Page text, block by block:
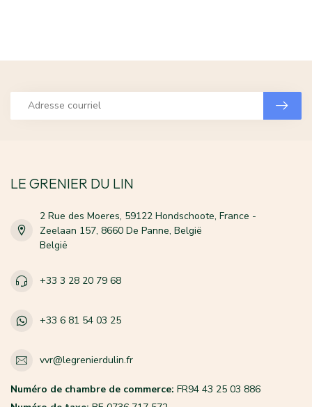
LE GRENIER DU LIN
2 Rue des Moeres, 59122 Hondschoote, France -
Zeelaan 157, 8660 De Panne, België
België
+33 3 28 20 79 68
+33 6 81 54 03 25
vvr@legrenierdulin.fr
Numéro de chambre de commerce: FR94 43 25 03 886